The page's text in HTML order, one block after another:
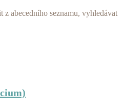
z abecedního seznamu, vyhledávat